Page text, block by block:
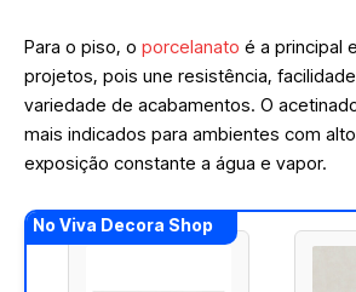
Para o piso, o porcelanato é a principal
projetos, pois une resistência,
variedade de acabamentos. O
mais indicados para ambientes com
exposição constante a água e vapor.
No Viva Decora Shop